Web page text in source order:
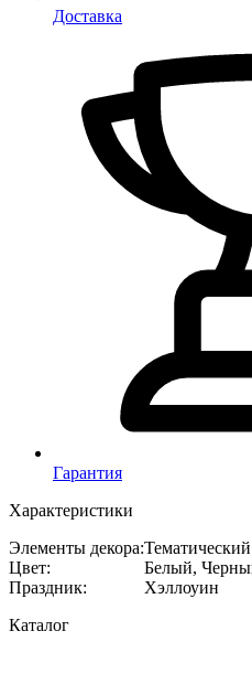
Доставка
Гарантия
Характеристики
Элементы декора:
Цвет:
Белый,
Праздник:
Хэллоуин
Каталог